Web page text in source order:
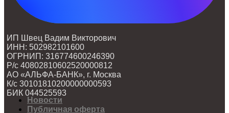
ИП Швец Вадим Викторович
ИНН: 502982101600
ОГРНИП: 316774600246390
Р/с 40802810602520000812
АО «АЛЬФА-БАНК», г. Москва
К/с 30101810200000000593
БИК 044525593
Новости
Публичная оферта